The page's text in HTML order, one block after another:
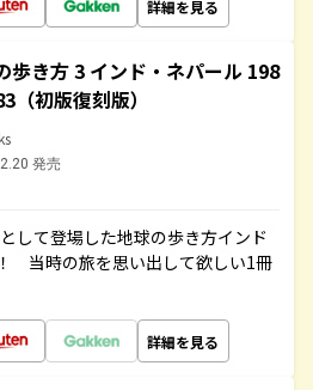
詳細を見る
歩き方 3 インド・ネパール 198
（初版復刻版）
発売
して登場した地球の歩き方インド
当時の旅を思い出して欲しい1冊
詳細を見る